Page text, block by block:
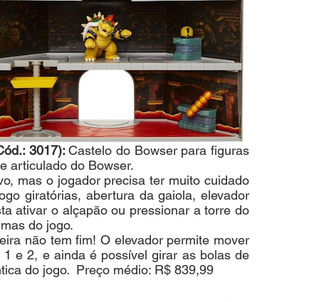
3017): Castelo do Bowser para figuras
articulado do Bowser.
mas o jogador precisa ter muito cuidado
giratórias, abertura da gaiola, elevador
ativar o alçapão ou pressionar a torre do
do jogo.
não tem fim! O elevador permite mover
e 2, e ainda é possível girar as bolas de
do jogo.  Preço médio: R$ 839,99